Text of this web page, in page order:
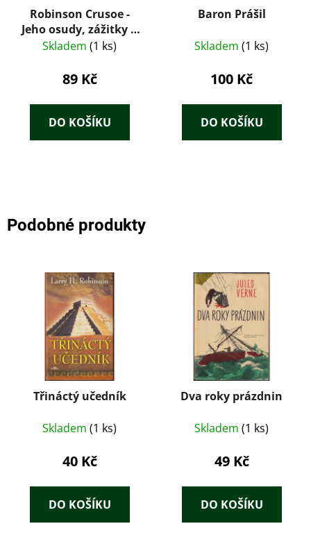
Robinson Crusoe -
Jeho osudy, zážitky a
dobrodružství
Skladem (1 ks)
89 Kč
DO KOŠÍKU
Baron Prášil
Skladem (1 ks)
100 Kč
DO KOŠÍKU
Podobné produkty
Třináctý učedník
Skladem (1 ks)
40 Kč
DO KOŠÍKU
Dva roky prázdnin
Skladem (1 ks)
49 Kč
DO KOŠÍKU